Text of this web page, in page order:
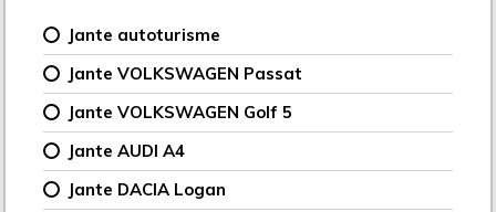
Jante autoturisme
Jante VOLKSWAGEN Passat
Jante VOLKSWAGEN Golf 5
Jante AUDI A4
Jante DACIA Logan